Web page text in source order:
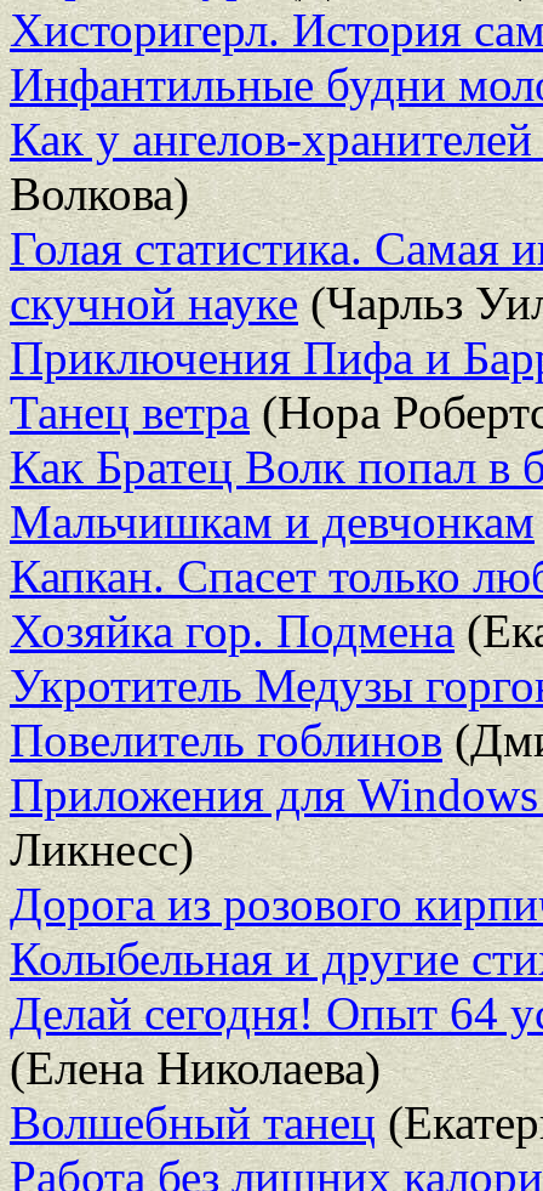
Хисторигерл. История
Инфантильные будни
Как у ангелов-
Волкова)
Голая статистика. Самая
скучной науке(Чарльз
Приключения Пифа и
Танец ветра(Нора
Как Братец Волк попал в
Мальчишкам и девчонкам
Капкан. Спасет только
Хозяйка гор. Подмена
Укротитель Медузы
Повелитель гоблинов
Приложения для
Ликнесс)
Дорога из розового
Колыбельная и другие
Делай сегодня! Опыт 64
(Елена Николаева)
Волшебный танец
Работа без лишних